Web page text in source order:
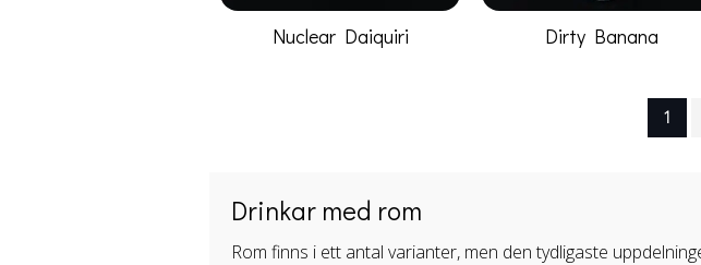
Nuclear Daiquiri Dirty Banana
1
Drinkar med rom
Rom finns i ett antal varianter, men den tydligaste